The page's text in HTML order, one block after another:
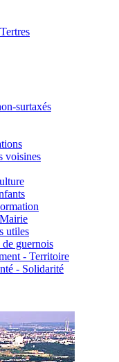
surtaxés
voisines
utiles
de guernois
- Territoire
- Solidarité